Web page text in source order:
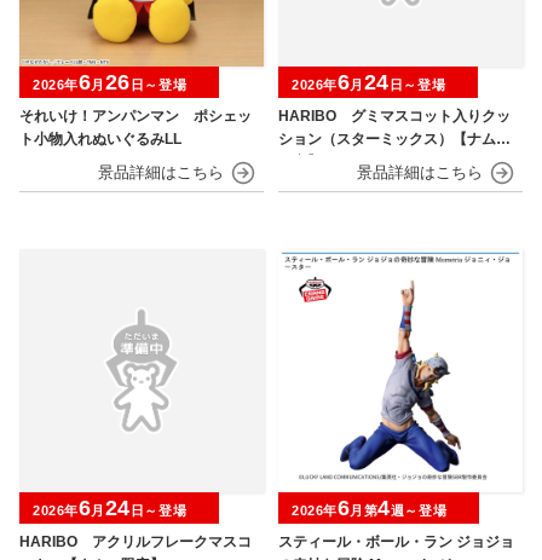
それいけ！アンパンマン ポシェッ
ト小物入れぬいぐるみLL
2026年6月 26 日～登場
HARIBO グミマスコット入りクッ
ション（スターミックス）【ナムコ
2026年6月 24 日～登場
HARIBO アクリルフレークマスコ
2026年6月 24 日～登場
スティール・ボール・ラン ジョジョ
2026年6月第4週～登場